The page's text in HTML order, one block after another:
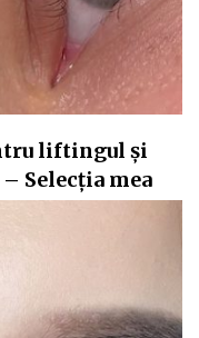
liftingul și
Selecția mea